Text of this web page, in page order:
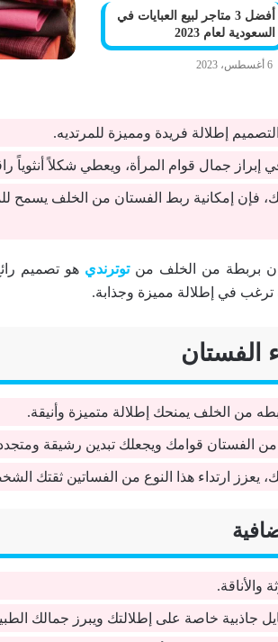
أفضل 3 متاجر لبيع العبايات في
السعودية لعام 2023
6 أغسطس، 2023
إطلالة فريدة ومميزة للمرتديه.
إبراز جمال قوام المرأة، ويعطي شكلاً أنثوياً
فإن إمكانية ربط الفستان من الخلف
بربطة من الخلف منتوترندي هو تصميم
ترغب في إطلالة مميزة وجذابة.
الفستان
من الخلف يمنحك إطلالة متميزة وأنيقة.
من الفستان قوامك ويجعلك تبدين رشيقة
يعزز ارتداء هذا النوع من الفساتين ثقتك
والأناقة.
جاذبية خاصة على إطلالتك ويبرز جمالك